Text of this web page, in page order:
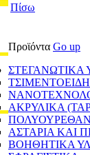
Πίσω
Προϊόντα Go up
ΣΤΕΓΑΝΩΤΙΚΑ
ΑΚΡΥΛΙΚΑ
ΑΣΤΑΡΙΑ ΚΑΙ
BΟΗΘΗΤΙΚΑ